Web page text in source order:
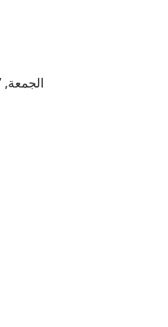
الجمعة, 07 أغسطس 2026 – 24 صفر 1448 هـ